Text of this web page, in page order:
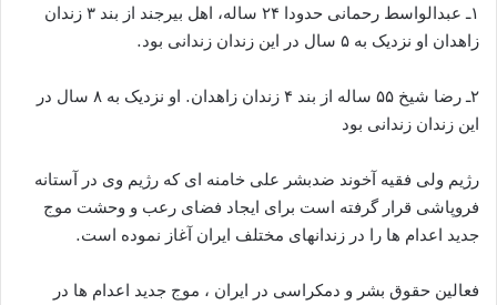
۱ـ عبدالواسط رحمانی حدودا ۲۴ ساله، اهل بیرجند از بند ۳ زندان
زاهدان او نزدیک به ۵ سال در این زندان زندانی بود.
۲ـ رضا شیخ ۵۵ ساله از بند ۴ زندان زاهدان. او نزدیک به ۸ سال در
این زندان زندانی بود
رژیم ولی فقیه آخوند ضدبشر علی خامنه ای که رژیم وی در آستانه
فروپاشی قرار گرفته است برای ایجاد فضای رعب و وحشت موج
جدید اعدام ها را در زندانهای مختلف ایران آغاز نموده است.
فعالین حقوق بشر و دمکراسی در ایران ، موج جدید اعدام ها در